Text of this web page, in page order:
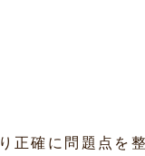
正確に問題点を